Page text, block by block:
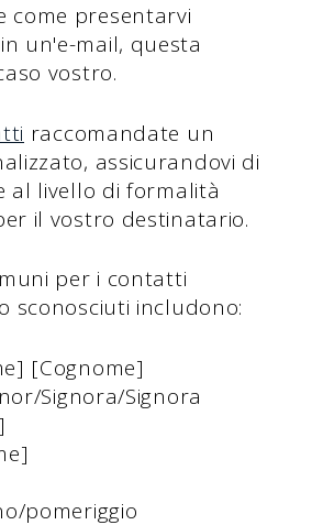
come presentarvi
un'e-mail, questa
vostro.
raccomandate un
assicurandovi di
al livello di formalità
il vostro destinatario.
per i contatti
sconosciuti includono:
[Cognome]
Signora/Signora
pomeriggio